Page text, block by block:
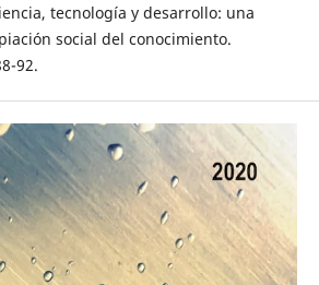
tecnología y desarrollo: una
social del conocimiento.
92.